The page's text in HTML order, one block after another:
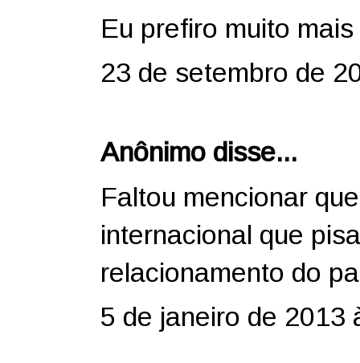
Eu prefiro muito
23 de setembro de
Anônimo disse...
Faltou mencionar
internacional que
relacionamento do
5 de janeiro de 2013